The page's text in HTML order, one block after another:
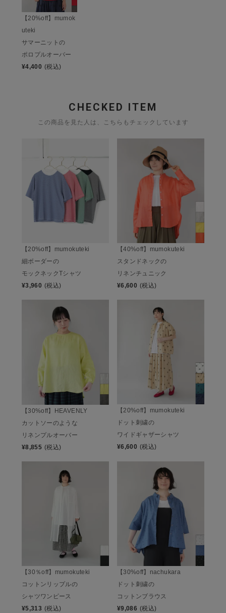
【20%off】mumok
uteki
サマーニットの
ポロプルオーバー
¥4,400 (税込)
CHECKED ITEM
この商品を見た人は、こちらもチェックしています
【20%off】mumokuteki
細ボーダーの
モックネックTシャツ
¥3,960 (税込)
【40%off】mumokuteki
スタンドネックの
リネンチュニック
¥6,600 (税込)
【30%off】HEAVENLY
カットソーのような
リネンプルオーバー
¥8,855 (税込)
【20%off】mumokuteki
ドット刺繍の
ワイドギャザーシャツ
¥6,600 (税込)
【30％off】mumokuteki
コットンリップルの
シャツワンピース
¥5,313 (税込)
【30%off】nachukara
ドット刺繍の
コットンブラウス
¥9,086 (税込)